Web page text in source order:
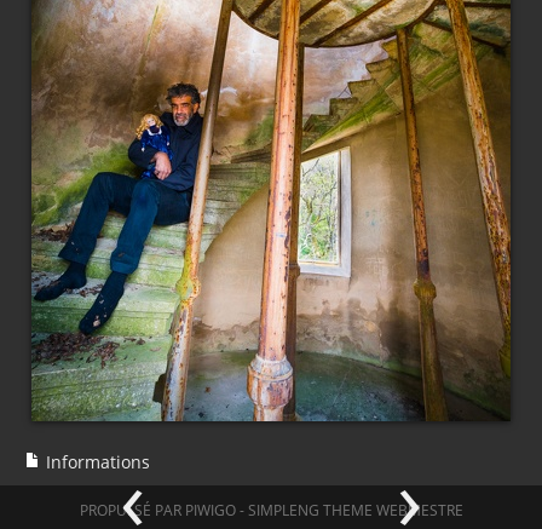
‹ ›
Informations
PROPULSÉ PAR PIWIGO- SIMPLENG THEME WEBMESTRE